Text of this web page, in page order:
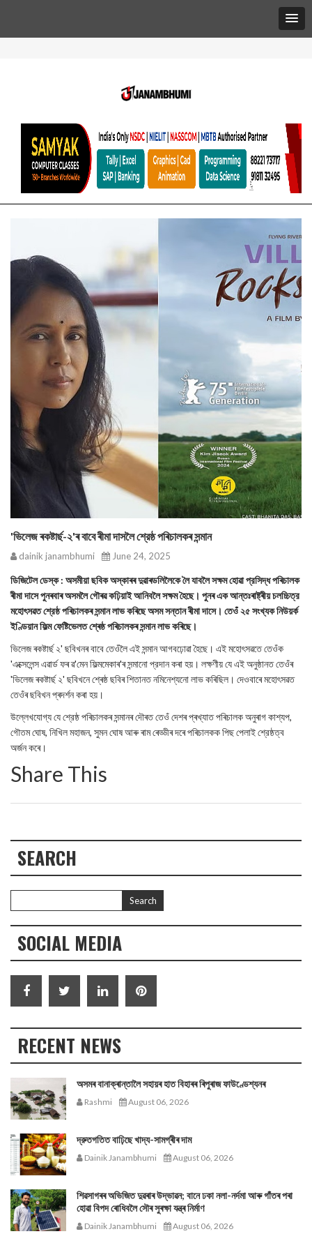
'ভিলেজ ৰকষ্টাৰ্ছ-২'ৰ বাবে ৰীমা দাসলৈ শ্রেষ্ঠ পৰিচালকৰ সন্মান
dainik janambhumi June 24, 2025
ডিজিটেল ডেস্ক : অসমীয়া ছবিক অস্কাৰৰ দুৱাৰডলিলৈকে লৈ যাবলৈ সক্ষম হোৱা প্রসিদ্ধ পৰিচালক
ৰীমা দাসে পুনৰবাৰ অসমলৈ গৌৰৱ কঢ়িয়াই আনিবলৈ সক্ষম হৈছে। পুনৰ এক আন্তঃৰাষ্ট্ৰীয় চলচ্চিত্র
মহোৎসৱত শ্রেষ্ঠ পৰিচালকৰ সন্মান লাভ কৰিছে অসম সন্তান ৰীমা দাসে। তেওঁ ২৫ সংখ্যক নিউয়র্ক
ইণ্ডিয়ান ফিল্ম ফেষ্টিভেলত শ্ৰেষ্ঠ পৰিচালকৰ সন্মান লাভ কৰিছে।
ভিলেজ ৰকষ্টাৰ্ছ ২' ছবিখনৰ বাবে তেওঁলৈ এই সন্মান আগবঢ়োৱা হৈছে। এই মহোৎসৱতে তেওঁক
'এক্সেলেন্স এৱাৰ্ড ফৰ ৱ'মেন ফিল্মমেকাৰ'ৰ সন্মানো প্রদান কৰা হয়। লক্ষণীয় যে এই অনুষ্ঠানত তেওঁৰ
'ভিলেজ ৰকষ্টাৰ্ছ ২' ছবিখনে শ্ৰেষ্ঠ ছবিৰ শিতানত নমিনেশ্যনো লাভ কৰিছিল। দেওবাৰে মহোৎসৱত
তেওঁৰ ছবিখন প্ৰদৰ্শন কৰা হয়।
উল্লেখযোগ্য যে শ্রেষ্ঠ পৰিচালকৰ সন্মানৰ দৌৰত তেওঁ দেশৰ প্ৰখ্যাত পৰিচালক অনুৰাগ কাশ্যপ,
গৌতম ঘোষ, নিখিল মহাজন, সুমন ঘোষ আৰু ৰাম ৰেড্ডীৰ দৰে পৰিচালকক পিছ পেলাই শ্রেষ্ঠত্ব
অর্জন কৰে।
Share This
SEARCH
SOCIAL MEDIA
RECENT NEWS
অসমৰ বানাক্ৰান্তালৈ সহায়ৰ হাত বিহাৰৰ ৰিপুৰাজ ফাউণ্ডেশ্যনৰ
Rashmi August 06, 2026
দ্রুতগতিত বাঢ়িছে খাদ্য-সামগ্ৰীৰ দাম
Dainik Janambhumi August 06, 2026
শিৱসাগৰৰ অভিজিত দুৱৰাৰ উদ্ভাৱন; বানে ঢকা নলা-নৰ্দমা আৰু গাঁতৰ পৰা
হোৱা বিপদ ৰোধিবলৈ সৌৰ সুৰক্ষা যন্ত্ৰ নিৰ্মাণ
Dainik Janambhumi August 06, 2026